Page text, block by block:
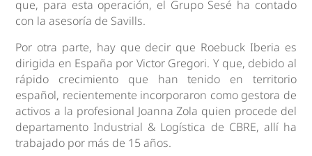
que, para esta operación, el Grupo Sesé ha contado
con la asesoría de Savills.
Por otra parte, hay que decir que Roebuck Iberia es
dirigida en España por Victor Gregori. Y que, debido al
rápido crecimiento que han tenido en territorio
español, recientemente incorporaron como gestora de
activos a la profesional Joanna Zola quien procede del
departamento Industrial & Logística de CBRE, allí ha
trabajado por más de 15 años.